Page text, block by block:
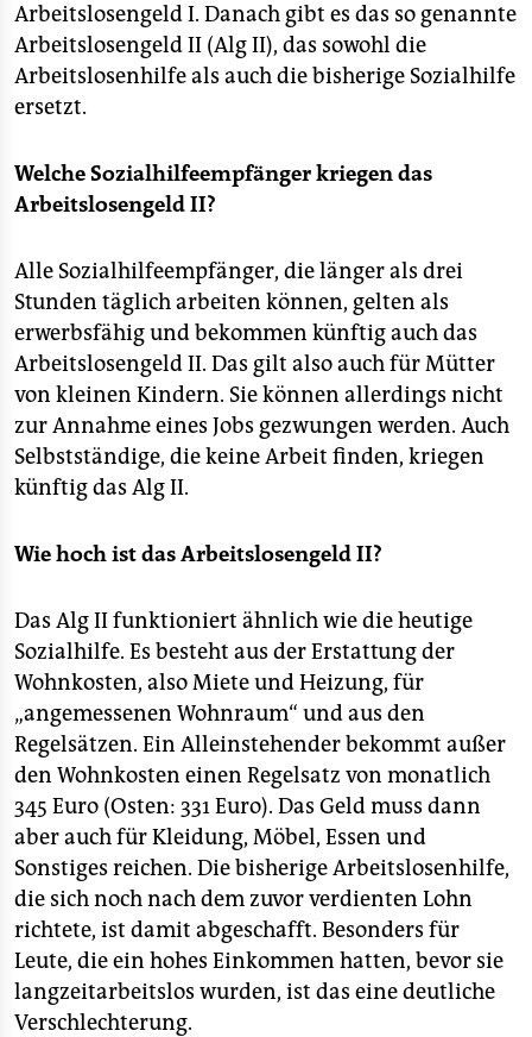
Arbeitslosengeld I. Danach gibt es das so genannte
Arbeitslosengeld II (Alg II), das sowohl die
Arbeitslosenhilfe als auch die bisherige Sozialhilfe
ersetzt.
Welche Sozialhilfeempfänger kriegen das
Arbeitslosengeld II?
Alle Sozialhilfeempfänger, die länger als drei
Stunden täglich arbeiten können, gelten als
erwerbsfähig und bekommen künftig auch das
Arbeitslosengeld II. Das gilt also auch für Mütter
von kleinen Kindern. Sie können allerdings nicht
zur Annahme eines Jobs gezwungen werden. Auch
Selbstständige, die keine Arbeit finden, kriegen
künftig das Alg II.
Wie hoch ist das Arbeitslosengeld II?
Das Alg II funktioniert ähnlich wie die heutige
Sozialhilfe. Es besteht aus der Erstattung der
Wohnkosten, also Miete und Heizung, für
„angemessenen Wohnraum“ und aus den
Regelsätzen. Ein Alleinstehender bekommt außer
den Wohnkosten einen Regelsatz von monatlich
345 Euro (Osten: 331 Euro). Das Geld muss dann
aber auch für Kleidung, Möbel, Essen und
Sonstiges reichen. Die bisherige Arbeitslosenhilfe,
die sich noch nach dem zuvor verdienten Lohn
richtete, ist damit abgeschafft. Besonders für
Leute, die ein hohes Einkommen hatten, bevor sie
langzeitarbeitslos wurden, ist das eine deutliche
Verschlechterung.